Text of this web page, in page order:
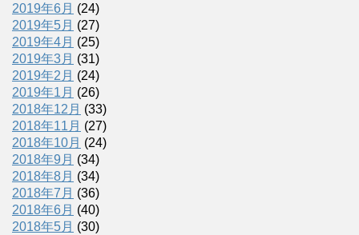
2019年6月 (24)
2019年5月 (27)
2019年4月 (25)
2019年3月 (31)
2019年2月 (24)
2019年1月 (26)
2018年12月 (33)
2018年11月 (27)
2018年10月 (24)
2018年9月 (34)
2018年8月 (34)
2018年7月 (36)
2018年6月 (40)
2018年5月 (30)